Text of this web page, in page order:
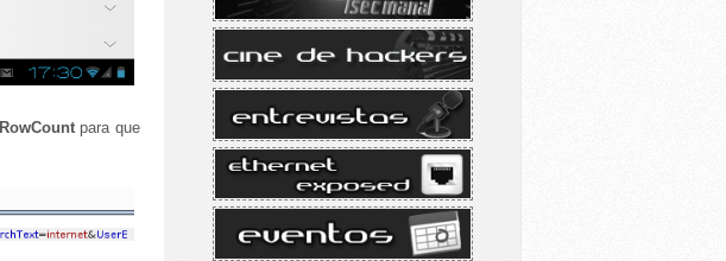
RowCountpara que